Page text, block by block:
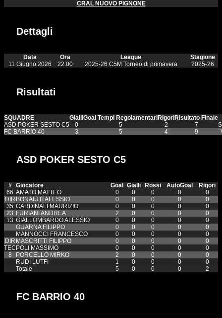
CRAL NUOVO PIGNONE
Dettagli
Data Ora League
Stagione
11 Giugno 2026
22:00 2025-26 C5M Torneo di primavera 2025-26
Risultati
SQUADRE GialliGoal Tempi RegolamentariRigoriRisultato Finale
ASD POKER SESTO C5
0 5 2 7
FC BARRIO 40
3 5 4 9
ASD POKER SESTO C5
# Giocatore Goal Gialli Rossi AutoGoal
Rigori
66 AMATO MATTEO 0 0 0 0
0
DIR BONAIUTI ALESSIO 0 0 0 0
0
35 CARDINALI MAURIZIO 0 0 0 0
0
23 FURIANI ANDREA 2 0 0 0
0
13 GIALLOMBARDO ALESSIO 0 0 0 0
0
GUARNA FILIPPO
0 0 0 0
0
MANNOCCI FRANCESCO
0 0 0 0
0
DIR MASCRITTI FILIPPO 0 0 0 0
0
TECPOLI MASSIMO 0 0 0 0
0
8
PORCELLO MIRKO 2 0 0 0
0
RUDI LUTFI
1 0 0 0
0
Totale
5 0 0 0 2
FC BARRIO 40